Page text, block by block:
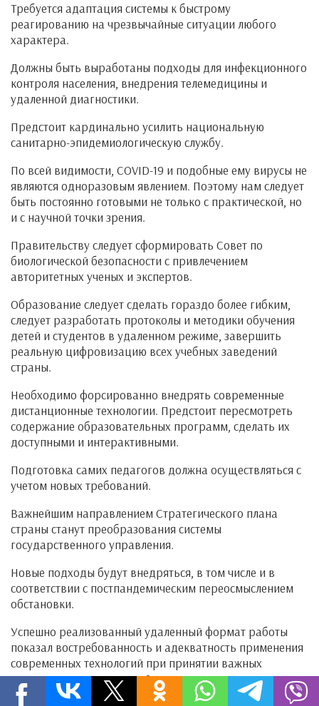
Требуется адаптация системы к быстрому
реагированию на чрезвычайные ситуации любого
характера.
Должны быть выработаны подходы для инфекционного
контроля населения, внедрения телемедицины и
удаленной диагностики.
Предстоит кардинально усилить национальную
санитарно-эпидемиологическую службу.
По всей видимости, COVID-19 и подобные ему вирусы не
являются одноразовым явлением. Поэтому нам следует
быть постоянно готовыми не только с практической, но
и с научной точки зрения.
Правительству следует сформировать Совет по
биологической безопасности с привлечением
авторитетных ученых и экспертов.
Образование следует сделать гораздо более гибким,
следует разработать протоколы и методики обучения
детей и студентов в удаленном режиме, завершить
реальную цифровизацию всех учебных заведений
страны.
Необходимо форсированно внедрять современные
дистанционные технологии. Предстоит пересмотреть
содержание образовательных программ, сделать их
доступными и интерактивными.
Подготовка самих педагогов должна осуществляться с
учетом новых требований.
Важнейшим направлением Стратегического плана
страны станут преобразования системы
государственного управления.
Новые подходы будут внедряться, в том числе и в
соответствии с постпандемическим переосмыслением
обстановки.
Успешно реализованный удаленный формат работы
показал востребованность и адекватность применения
современных технологий при принятии важных
государственных решений.